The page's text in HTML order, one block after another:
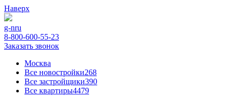
Наверх
g-nru
8-800-600-55-23
Заказать звонок
Москва
Все новостройки268
Все застройщики390
Все квартиры4479